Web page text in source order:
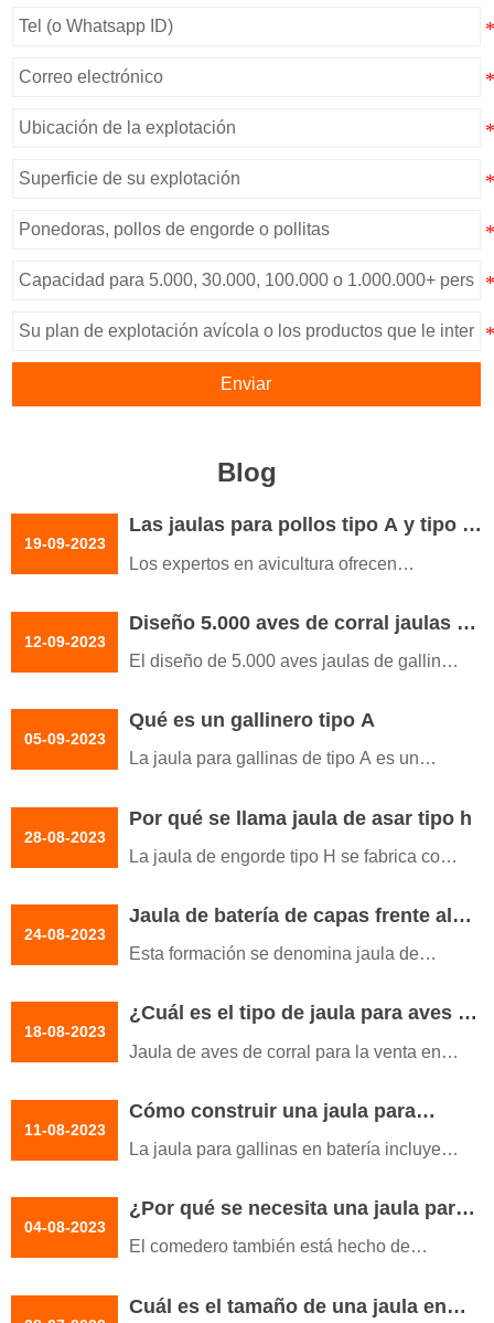
Enviar
Blog
19-09-2023
Las jaulas para pollos tipo A y tipo H
agilizan las operaciones diarias de
Los expertos en avicultura ofrecen
para guiar a los granjeros en la elección
del sistema de jaulas de pollos adecuado
capacidad de su granja.
12-09-2023
Diseño 5.000 aves de corral jaulas de
gallinas ponedoras precio de fábrica
de aves de corral jaula de la batería
El diseño de 5.000 aves jaulas de gallinas
de batería de aves de corral se caracteriza
por su estructura escalonada
05-09-2023
Qué es un gallinero tipo A
La jaula para gallinas de tipo A es un
diseñado para criar gallinas ponedoras
destinadas a la producción de huevos.
revolucionado la avicultura al optimizar el
28-08-2023
Por qué se llama jaula de asar tipo h
La jaula de engorde tipo H se fabrica con
avanzadas para ofrecer servicios
duraderos
24-08-2023
Jaula de batería de capas frente al
sistema de yacija profunda
Esta formación se denomina jaula de
gallinas tienen acceso a pienso y agua
controlados por gestión automática
18-08-2023
¿Cuál es el tipo de jaula para aves de
corral más vendido en Ghana?
Jaula de aves de corral para la venta en
convencional, que está diseñado para
albergar gallinas ponedoras, es decir, las
11-08-2023
Cómo construir una jaula para
gallinas en batería
La jaula para gallinas en batería incluye
una alimentación y bebida adecuadas.
Todo esto ayuda a los ganaderos a
número de gallinas en la jaula puede
04-08-2023
¿Por qué se necesita una jaula para
la cría de pollos de engorde y no una
El comedero también está hecho de
pisoteo y no se rompe fácilmente.
Cuál es el tamaño de una jaula en